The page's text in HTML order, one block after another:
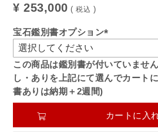
¥ 253,000 税込
宝石鑑別書オプション
須)
この商品は鑑別書が付いていませ
し・ありを上記にて選んでカート
書ありは納期＋2週間)
カートに入